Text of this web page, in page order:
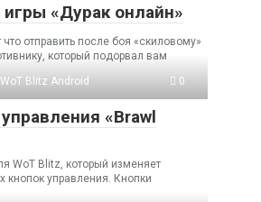
«Дурак онлайн»
отправить после боя «скиловому»
который подорвал вам
Blitz Android
0
«Brawl
WoT Blitz, который изменяет
кнопок управления. Кнопки